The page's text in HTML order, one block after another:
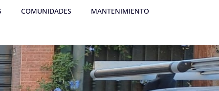
COMUNIDADES MANTENIMIENTO